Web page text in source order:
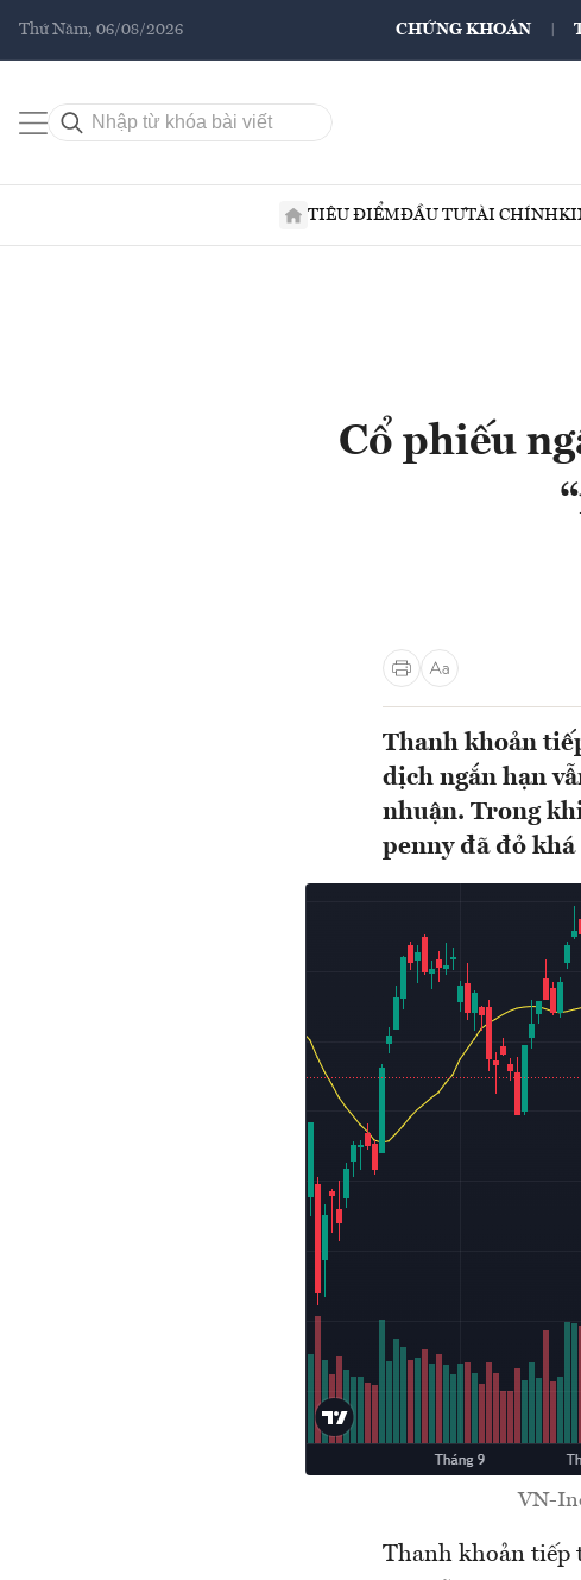
Thứ Năm, 06/08/2026 CHỨNG KHOÁN
TIÊU ĐIỂMĐẦU TƯTÀI CHÍNH
Cổ phiếu
Thanh khoản
dịch ngắn hạn
nhuận. Trong
penny đã đỏ
VN-
Thanh khoản tiếp